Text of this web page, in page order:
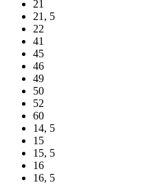
21
21, 5
22
41
45
46
49
50
52
60
14, 5
15
15, 5
16
16, 5